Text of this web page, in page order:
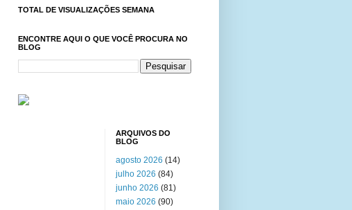
TOTAL DE VISUALIZAÇÕES SEMANA
ENCONTRE AQUI O QUE VOCÊ PROCURA NO
BLOG
ARQUIVOS DO
BLOG
agosto 2026 (14)
julho 2026 (84)
junho 2026 (81)
maio 2026 (90)